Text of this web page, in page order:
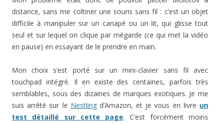
distance, sans me coltiner une souris sans fil : c’est un objet
difficile à manipuler sur un canapé ou un lit, qui glisse tout
seul et sur lequel on clique par mégarde (ce qui met la vidéo
en pause) en essayant de le prendre en main.
Mon choix s’est porté sur un mini-clavier sans fil avec
touchpad intégré. Il en existe des centaines, parfois très
semblables, sous des dizaines de marques exotiques. Je me
suis arrêté sur le Nestlingd’Amazon, et je vous en livre un
test détaillé sur cette page. C’est forcément moins